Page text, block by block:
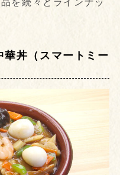
丼（スマートミー